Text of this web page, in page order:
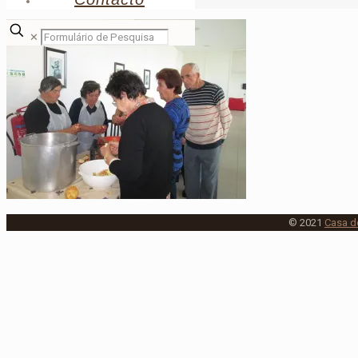
✕
© 2021 Casa